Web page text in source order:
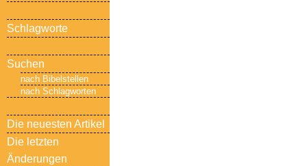
Schlagworte
Suchen
nach Bibelstellen
nach Schlagworten
Die neuesten Artikel
Die letzten
Änderungen